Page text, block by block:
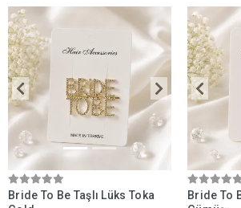
Bride To Be Taşlı Lüks Toka
Bride To